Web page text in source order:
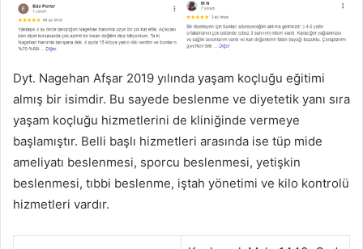
Dyt. Nagehan Afşar 2019 yılında yaşam koçluğu eğitimi
almış bir isimdir. Bu sayede beslenme ve diyetetik yanı sıra
yaşam koçluğu hizmetlerini de kliniğinde vermeye
başlamıştır. Belli başlı hizmetleri arasında ise tüp mide
ameliyatı beslenmesi, sporcu beslenmesi, yetişkin
beslenmesi, tıbbi beslenme, iştah yönetimi ve kilo kontrolü
hizmetleri vardır.